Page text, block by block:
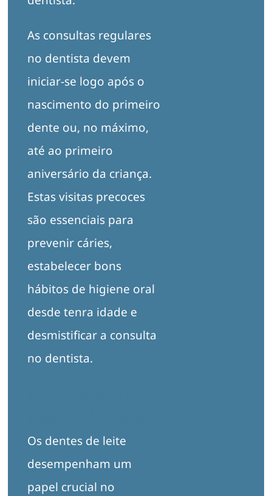
As consultas regulares
no dentista devem
iniciar-se logo após o
nascimento do primeiro
dente ou, no máximo,
até ao primeiro
aniversário da criança.
Estas visitas precoces
são essenciais para
prevenir cáries,
estabelecer bons
hábitos de higiene oral
desde tenra idade e
desmistificar a consulta
no dentista.
Os dentes de leite
desempenham um
papel crucial no